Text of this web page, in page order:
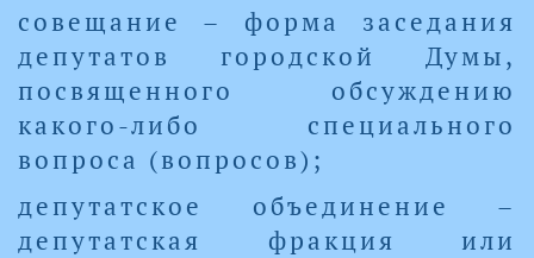
совещание – форма заседания
депутатов городской Думы,
посвященного обсуждению
какого-либо специального
вопроса (вопросов);
депутатское объединение –
депутатская фракция или